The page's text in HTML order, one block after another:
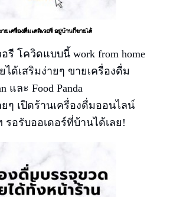
ายเครื่องดื่มเดลิเวอรี อยู่บ้านก็ขายได้
รี โควิดแบบนี้ work from home
ด้เสริมง่ายๆ ขายเครื่องดื่ม
และ Food Panda
ยๆ เปิดร้านเครื่องดื่มออนไลน์
รอรับออเดอร์ที่บ้านได้เลย!